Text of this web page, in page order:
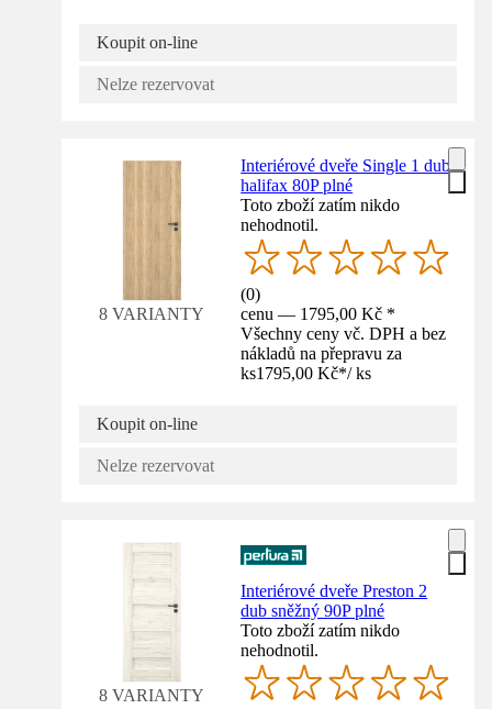
Koupit on-line
Nelze rezervovat
8 VARIANTY
Interiérové dveře Single 1 dub
halifax 80P plné
Toto zboží zatím nikdo
nehodnotil.
(0)
cenu — 1795,00 Kč *
Všechny ceny vč. DPH a bez
nákladů na přepravu za
ks1795,00 Kč*/ ks
Koupit on-line
Nelze rezervovat
8 VARIANTY
Interiérové dveře Preston 2
dub sněžný 90P plné
Toto zboží zatím nikdo
nehodnotil.